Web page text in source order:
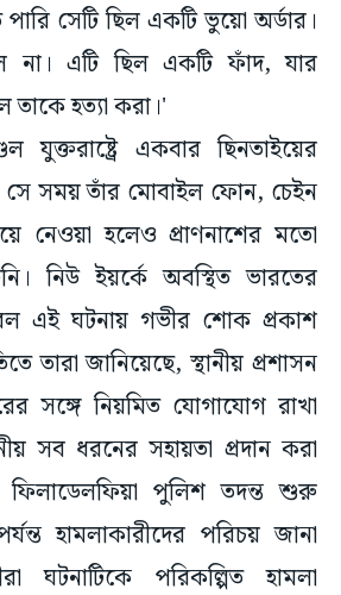
সেটি ছিল একটি ভুয়ো অর্ডার।
না। এটি ছিল একটি ফাঁদ, যার
তাকে হত্যা করা।'
একবার ছিনতাইয়ের
সে সময় তাঁর মোবাইল ফোন, চেইন
নেওয়া হলেও প্রাণনাশের মতো
নিউ ইয়র্কে অবস্থিত ভারতের
এই ঘটনায় গভীর শোক প্রকাশ
তারা জানিয়েছে, স্থানীয় প্রশাসন
সঙ্গে নিয়মিত যোগাযোগ রাখা
সব ধরনের সহায়তা প্রদান করা
ফিলাডেলফিয়া পুলিশ তদন্ত শুরু
হামলাকারীদের পরিচয় জানা
ঘটনাটিকে পরিকল্পিত হামলা